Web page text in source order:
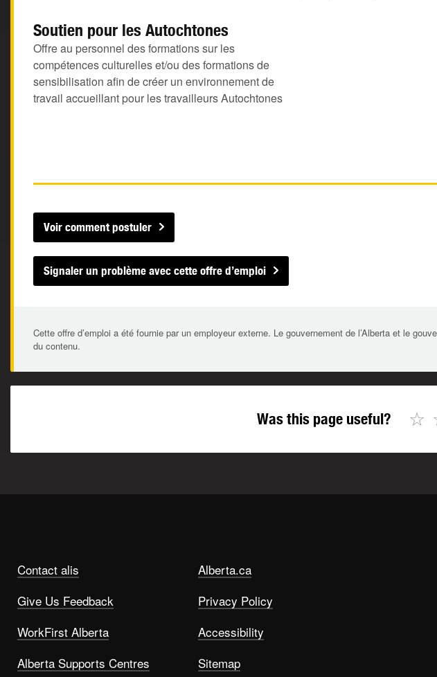
Soutien pour les Autochtones
Offre au personnel des formations sur les
compétences culturelles et/ou des formations de
sensibilisation afin de créer un environnement de
travail accueillant pour les travailleurs Autochtones
Voir comment postuler
Signaler un problème avec cette offre d’emploi
Cette offre d’emploi a été fournie par un employeur externe. Le gouvernement de l’Alberta et le
du contenu.
Was this page useful? ☆
Contact alis
Give Us Feedback
WorkFirst Alberta
Alberta Supports Centres
Alberta.ca
Privacy Policy
Accessibility
Sitemap